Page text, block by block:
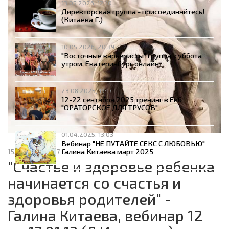
15.02.2013, 11:47
"Счастье и здоровье ребенка
начинается со счастья и
здоровья родителей" -
Галина Китаева, вебинар 12
13.05.2026, 12:10
Директорская группа - присоединяйтесь!
(Китаева Г.)
10.05.2026, 20:39
"Восточные карьеристы" группа, суббота
утром, Екатеринбург онлайн
23.08.2025, 19:17
12-22 сентября 2025 тренинг в Екб
"ОРАТОРСКОЕ ДЛЯ ТРУСОВ"
01.04.2025, 13:03
Вебинар "НЕ ПУТАЙТЕ СЕКС С ЛЮБОВЬЮ"
Галина Китаева март 2025